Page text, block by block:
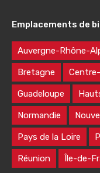
Emplacements de
Auvergne-Rhône-
Bretagne
Guadeloupe
Normandie
Pays de la Loire
Réunion Île-de-